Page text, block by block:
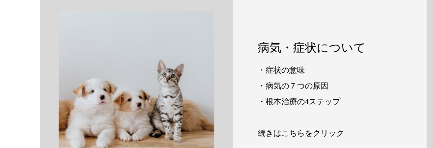
病気・症状について
・症状の意味
・病気の７つの原因
・根本治療の4ステップ
続きはこちらをクリック